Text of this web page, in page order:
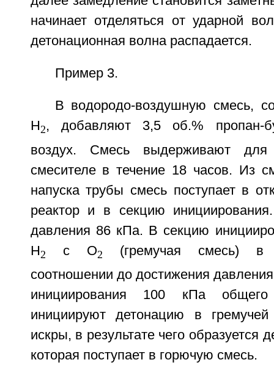
начинает отделяться от ударной
детонационная волна распадается.
Пример 3.
В водородо-воздушную смесь,
H2, добавляют 3,5 об.% пропан-
воздух. Смесь выдерживают
смесителе в течение 18 часов. Из
напуска трубы смесь поступает в
реактор и в секцию
давления 86 кПа. В секцию
Н2 с О2
(гремучая смесь) в
соотношении до достижения
инициирования 100 кПа
инициируют детонацию в
искры, в результате чего образуется
которая поступает в горючую смесь.